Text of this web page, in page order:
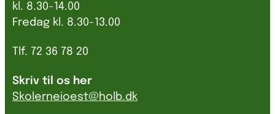
kl. 8.30-14.00
Fredag kl. 8.30-13.00
Tlf. 72 36 78 20
Skriv til os her
Skolerneioest@holb.dk